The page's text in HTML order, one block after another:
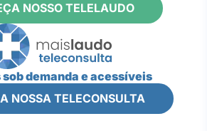
NOSSO TELELAUDO
demanda e acessíveis
NOSSA TELECONSULTA